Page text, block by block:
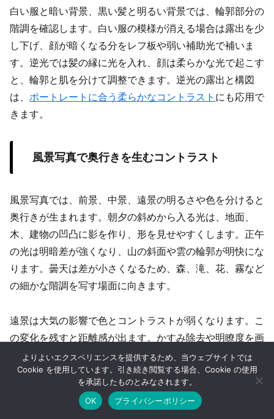
白い服と暗い背景、黒い髪と明るい背景では、輪郭部分の
階調を確認します。白い服の模様が消える場合は露出を少
し下げ、顔が暗くなる分をレフ板や弱い補助光で補いま
す。逆光では髪の縁に光を入れ、顔は柔らかな光で起こす
と、輪郭と肌を分けて調整できます。逆光の露出と構図
は、 ポートレートに合う柔らかなコントラスト にも応用で
きます。
風景写真で奥行きを生むコントラスト
風景写真では、前景、中景、遠景の明るさや色を分けると
奥行きが生まれます。朝夕の斜めから入る光は、地面、
木、建物の凹凸に影を作り、形を見せやすくします。正午
の光は明暗差が強くなり、山の斜面や雲の輪郭が明快にな
ります。曇天は差が小さくなるため、森、滝、花、霧など
の細かな階調を写す場面に向きます。
遠景は大気の影響で色とコントラストが弱くなります。こ
の変化を残すと距離感が出ます。かすみ除去や明瞭度を画
面全体へ強く使うと、遠景まで同じ強さになり、奥行きが
失われます。前景を少し強く、遠景を穏やかに保つと、自
然な空間が見えます。偏光フィルターは空や葉の反射を抑
え、色と明暗をはっきりさせます。効果を強くしすぎると
シェア 目次へ トップ
よりよいエクスペリエンスを提供するため、当ウェブサイトでは
Cookie を使用しています。引き続き閲覧する場合、Cookie の使用
を承諾したものとみなされます。
OK
プライバシーポリシー